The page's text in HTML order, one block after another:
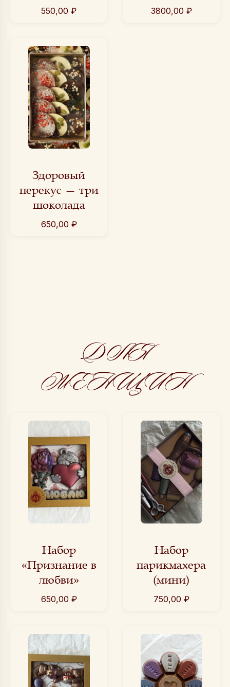
550,00 ₽ 3800,00 ₽
Здоровый
перекус — три
шоколада
650,00 ₽
ДЛЯ
ЖЕНЩИН
Набор
«Признание в
любви»
650,00 ₽
Набор
парикмахера
(мини)
750,00 ₽